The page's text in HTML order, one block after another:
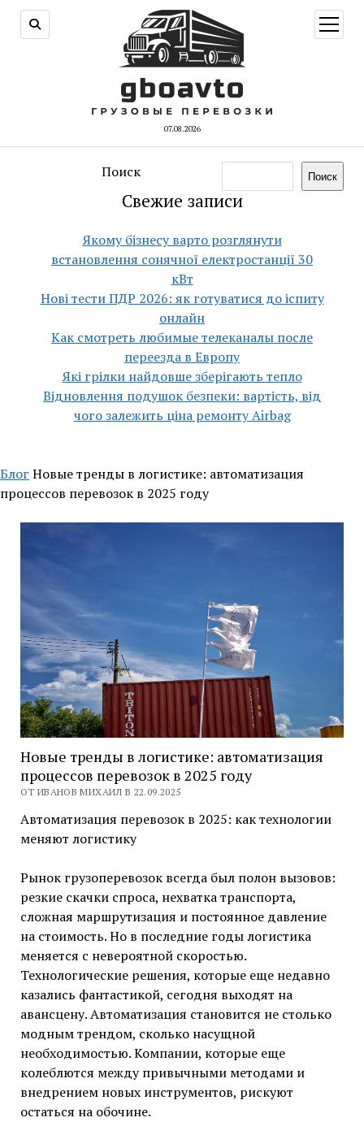
07.08.2026
меню
Поиск Поиск
Свежие записи
Якому бізнесу варто розглянути
встановлення сонячної електростанції 30
кВт
Нові тести ПДР 2026: як готуватися до іспиту
онлайн
Как смотреть любимые телеканалы после
переезда в Европу
Які грілки найдовше зберігають тепло
Відновлення подушок безпеки: вартість, від
чого залежить ціна ремонту Airbag
Блог Новые тренды в логистике: автоматизация
процессов перевозок в 2025 году
Новые тренды в логистике: автоматизация
процессов перевозок в 2025 году
ОТ ИВАНОВ МИХАИЛ В 22.09.2025
Автоматизация перевозок в 2025: как технологии
меняют логистику
Рынок грузоперевозок всегда был полон вызовов:
резкие скачки спроса, нехватка транспорта,
сложная маршрутизация и постоянное давление
на стоимость. Но в последние годы логистика
меняется с невероятной скоростью.
Технологические решения, которые еще недавно
казались фантастикой, сегодня выходят на
авансцену. Автоматизация становится не столько
модным трендом, сколько насущной
необходимостью. Компании, которые еще
колеблются между привычными методами и
внедрением новых инструментов, рискуют
остаться на обочине.